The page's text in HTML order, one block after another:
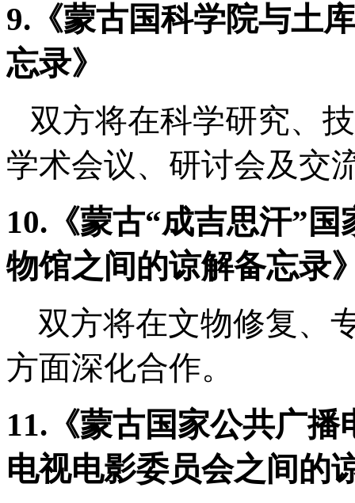
9.《蒙古国科学院与土
忘录》
双方将在科学研究、
学术会议、研讨会及交
10.《蒙古“成吉思汗”
物馆之间的谅解备忘录
双方将在文物修复、
方面深化合作。
11.《蒙古国家公共广
电视电影委员会之间的